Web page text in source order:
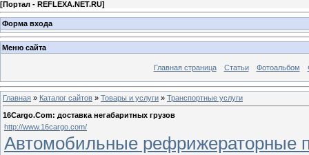
[Портал - REFLEXA.NET.RU]
Форма входа
Меню сайта
Главная страница Статьи Фотоальбом
Главная » Каталог сайтов » Товары и услуги » Транспортные услуги
16Cargo.Com: доставка негабаритных грузов
http://www.16cargo.com/
Автомобильные рефрижераторные